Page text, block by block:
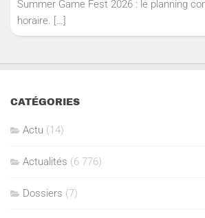
Summer Game Fest 2026 : le planning
horaire. […]
CATÉGORIES
Actu (14)
Actualités (6 776)
Dossiers (7)